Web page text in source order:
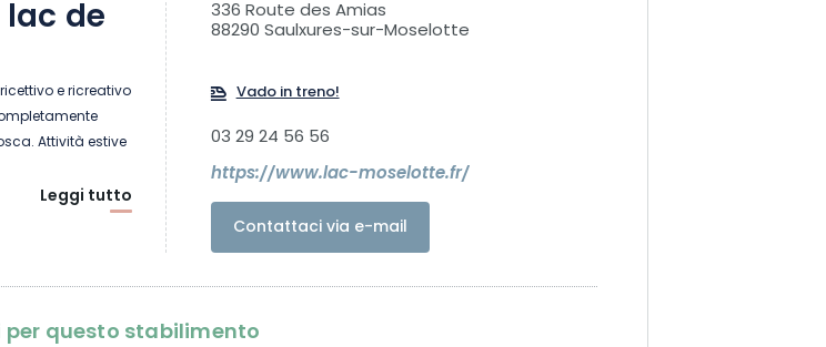
de
e ricreativo
Attività estive
Leggi tutto
336 Route des Amias
88290 Saulxures-sur-Moselotte
Vado in treno!
03 29 24 56 56
https://www.lac-moselotte.fr/
Contattaci via e-mail
questo stabilimento